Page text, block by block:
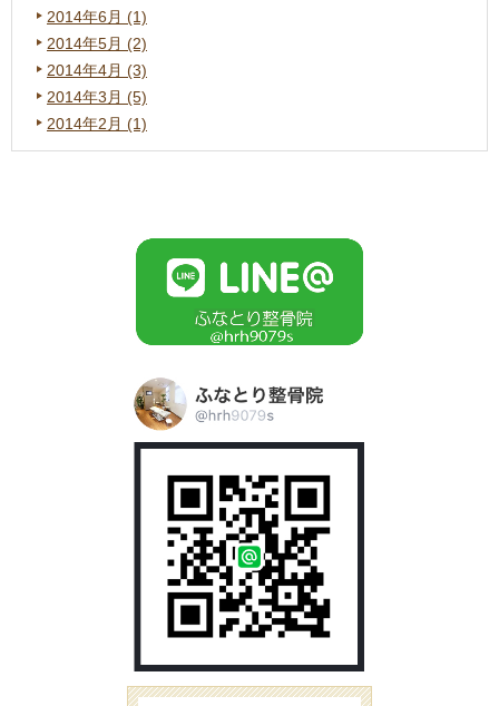
2014年6月 (1)
2014年5月 (2)
2014年4月 (3)
2014年3月 (5)
2014年2月 (1)